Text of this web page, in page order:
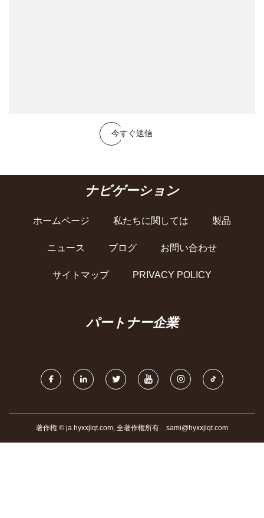
今すぐ送信
ナビゲーション
ホームページ 私たちに関しては 製品
ニュース ブログ お問い合わせ
サイトマップ PRIVACY POLICY
パートナー企業
著作権 © ja.hyxxjlqt.com, 全著作権所有. sami@hyxxjlqt.com